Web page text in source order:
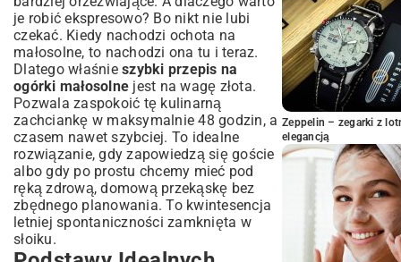
efektywnie?
Zalewanie i czekanie: ile czasu potrzeba na
idealne małosolne?
Triki na Przyspieszenie Procesu
Fermentacji i Wzmocnienie Smaku
Jakie dodatki przyspieszają kiszenie
ogórków?
Temperatura kluczem do sukcesu kiszenia
Alternatywne metody przygotowania (np.
w worku)
Najczęstsze Błędy i Jak Ich Unikać
Ogórki zbyt miękkie – co poszło nie tak?
Problem z pleśnią: przyczyny i
zapobieganie
je robić ekspresowo? Bo nikt nie lubi
czekać. Kiedy nachodzi ochota na
małosolne, to nachodzi ona tu i teraz.
Dlatego właśnie szybki przepis na
ogórki małosolne jest na wagę złota.
Pozwala zaspokoić tę kulinarną
zachciankę w maksymalnie 48 godzin, a
czasem nawet szybciej. To idealne
rozwiązanie, gdy zapowiedzą się goście
albo gdy po prostu chcemy mieć pod
ręką zdrową, domową przekąskę bez
zbędnego planowania. To kwintesencja
letniej spontaniczności zamknięta w
słoiku.
Zeppelin – zegarki z
elegancją